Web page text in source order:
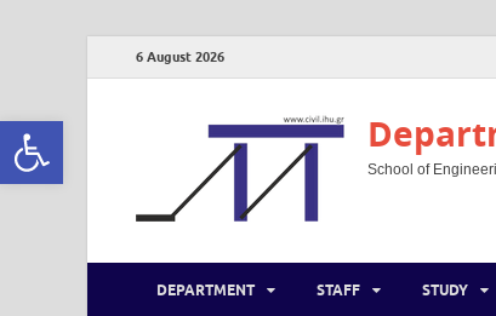
Open toolbar
6 August 2026
School of
DEPARTMENT STAFF STUDY